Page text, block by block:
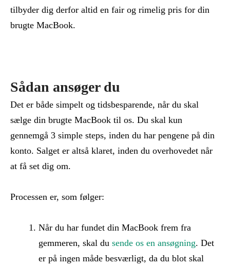
tilbyder dig derfor altid en fair og rimelig pris for din
brugte MacBook.
Sådan ansøger du
Det er både simpelt og tidsbesparende, når du skal
sælge din brugte MacBook til os. Du skal kun
gennemgå 3 simple steps, inden du har pengene på din
konto. Salget er altså klaret, inden du overhovedet når
at få set dig om.
Processen er, som følger:
Når du har fundet din MacBook frem fra
gemmeren, skal du sende os en ansøgning. Det
er på ingen måde besværligt, da du blot skal